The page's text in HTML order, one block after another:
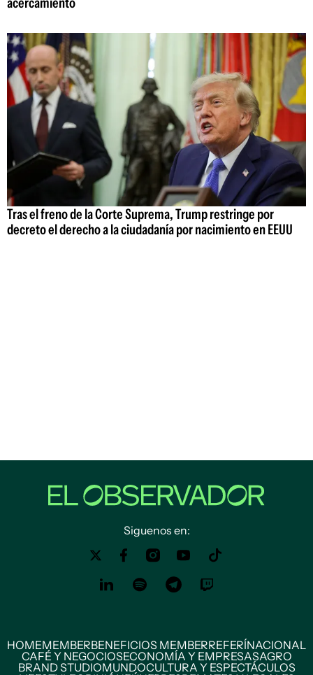
Tras el freno de la Corte Suprema, Trump restringe por
decreto el derecho a la ciudadanía por nacimiento en EEUU
Siguenos en:
HOMEMEMBERBENEFICIOS MEMBERREFERÍNACIONAL
CAFÉ Y NEGOCIOSECONOMÍA Y EMPRESASAGRO
BRAND STUDIOMUNDOCULTURA Y ESPECTÁCULOS